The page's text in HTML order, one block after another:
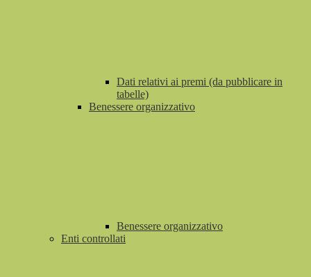
Dati relativi ai premi (da pubblicare in
tabelle)
Benessere organizzativo
Benessere organizzativo
Enti controllati